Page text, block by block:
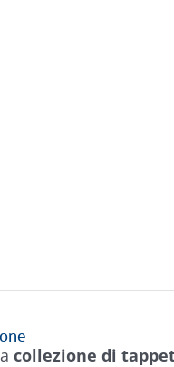
collezione di